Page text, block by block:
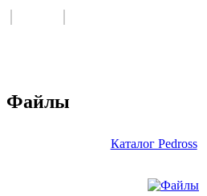
Файлы
Каталог Pedross